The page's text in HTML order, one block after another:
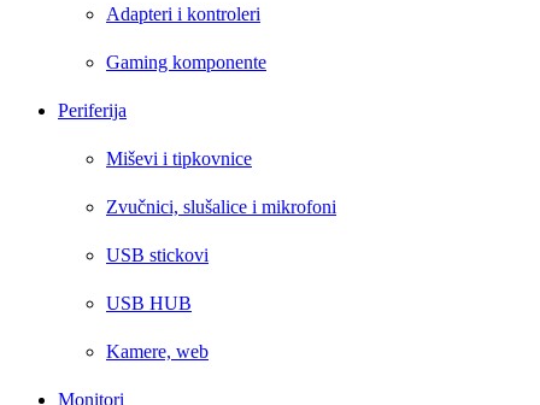
Adapteri i kontroleri
Gaming komponente
Periferija
Miševi i tipkovnice
Zvučnici, slušalice i mikrofoni
USB stickovi
USB HUB
Kamere, web
Monitori